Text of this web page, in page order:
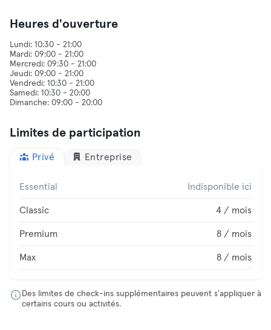
Heures d'ouverture
Lundi: 10:30 - 21:00
Mardi: 09:00 - 21:00
Mercredi: 09:30 - 21:00
Jeudi: 09:00 - 21:00
Vendredi: 10:30 - 21:00
Samedi: 10:30 - 20:00
Limites de participation
Privé Entreprise
Essential Indisponible ici
Classic 4 / mois
Premium 8 / mois
Max 8 / mois
Des limites de check-ins supplémentaires peuvent s'appliquer à
certains cours ou activités.